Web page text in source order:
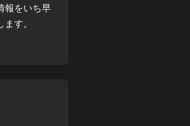
報をいち早
す。